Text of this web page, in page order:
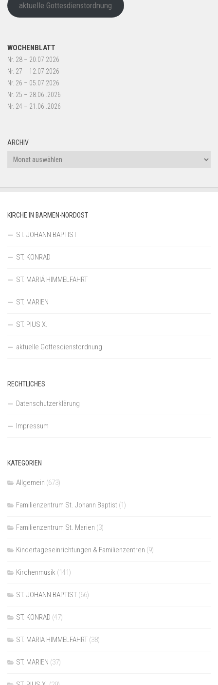
aktuelle Gottesdienstordnung
WOCHENBLATT
Nr. 28 – 20.07.2026
Nr. 27 – 12.07.2026
Nr. 26 – 05.07.2026
Nr. 25 – 28.06..2026
Nr. 24 – 21.06..2026
ARCHIV
Archiv
KIRCHE IN BARMEN-NORDOST
ST. JOHANN BAPTIST
ST. KONRAD
ST. MARIÄ HIMMELFAHRT
ST. MARIEN
ST. PIUS X.
aktuelle Gottesdienstordnung
RECHTLICHES
Datenschutzerklärung
Impressum
KATEGORIEN
Allgemein (673)
Familienzentrum St. Johann Baptist (1)
Familienzentrum St. Marien (3)
Kindertageseinrichtungen & Familienzentren (9)
Kirchenmusik (141)
ST. JOHANN BAPTIST (66)
ST. KONRAD (47)
ST. MARIÄ HIMMELFAHRT (38)
ST. MARIEN (37)